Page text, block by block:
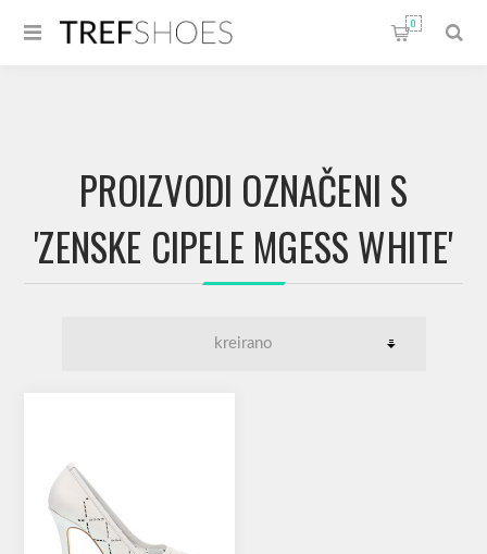
0
PROIZVODI OZNAČENI S
'ZENSKE CIPELE MGESS WHITE'